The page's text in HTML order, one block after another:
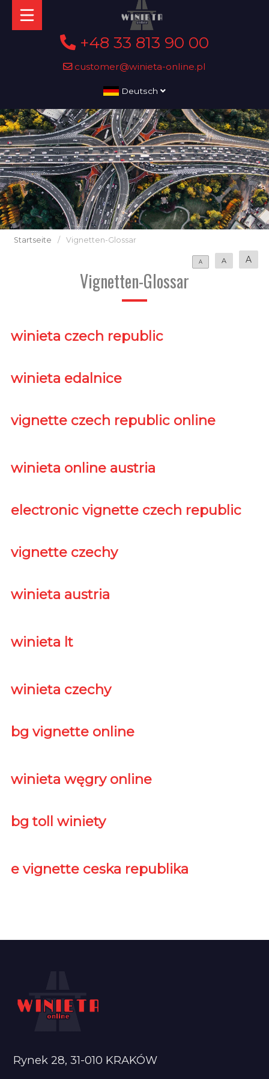
+48 33 813 90 00
customer@winieta-online.pl
Deutsch
Startseite / Vignetten-Glossar
A A A
Vignetten-Glossar
winieta czech republic
winieta edalnice
vignette czech republic online
winieta online austria
electronic vignette czech republic
vignette czechy
winieta austria
winieta lt
winieta czechy
bg vignette online
winieta węgry online
bg toll winiety
e vignette ceska republika
Rynek 28, 31-010 KRAKÓW